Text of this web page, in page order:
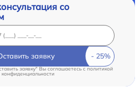
со
заявку
заявку" Вы соглашаетесь cполитикой
конфиденциальности